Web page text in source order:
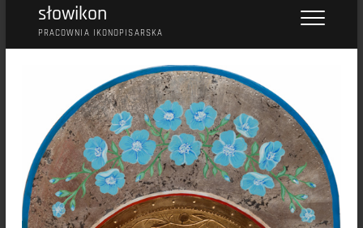
słowikon
PRACOWNIA IKONOPISARSKA